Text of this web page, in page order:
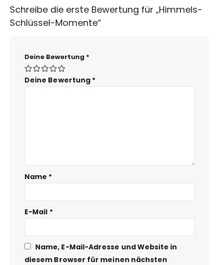
Schreibe die erste Bewertung für „Himmels-
Schlüssel-Momente“
Deine Bewertung *
Deine Bewertung *
Name *
E-Mail *
Name, E-Mail-Adresse und Website in
diesem Browser für meinen nächsten